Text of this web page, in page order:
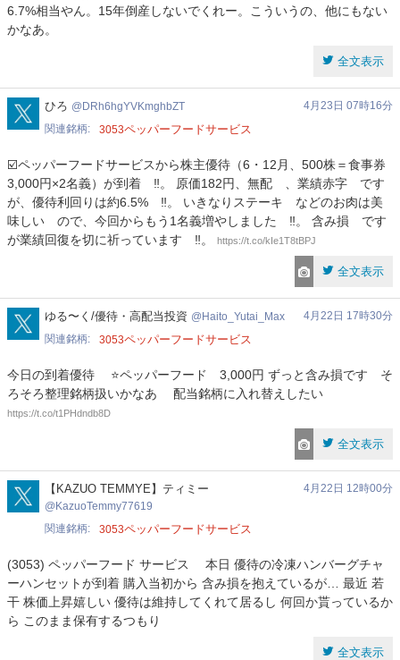
6.7%相当やん。15年倒産しないでくれー。こういうの、他にもない
かなあ。
全文表示
DRh6hgYVKmghbZT
ひろ DRh6hgYVKmghbZT
4月23日 07時16分
関連銘柄
3053ペッパーフードサービス
☑️ペッパーフードサービスから株主優待（6・12月、500株＝食事券
3,000円×2名義）が到着 ‼️。 原価182円、無配 、業績赤字 です
が、優待利回りは約6.5% ‼️。 いきなりステーキ などのお肉は美
味しい ので、今回からもう1名義増やしました ‼️。 含み損 です
が業績回復を切に祈っています ‼️。
https://t.co/kIe1T8tBPJ
全文表示
Haito_Yutai_Max
ゆる〜く/優待・高配当投資 Haito_Yutai_Max
4月22日 17時30分
関連銘柄
3053ペッパーフードサービス
今日の到着優待 ⭐️ペッパーフード 3,000円 ずっと含み損です そ
ろそろ整理銘柄扱いかなあ 配当銘柄に入れ替えしたい
https://t.co/t1PHdndb8D
全文表示
KazuoTemmy77619
【KAZUO TEMMYE】ティミー
KazuoTemmy77619
4月22日 12時00分
関連銘柄 3053ペッパーフードサービス
(3053) ペッパーフード サービス 本日 優待の冷凍ハンバーグチャ
ーハンセットが到着 購入当初から 含み損を抱えているが… 最近 若
干 株価上昇嬉しい 優待は維持してくれて居るし 何回か貰っているか
ら このまま保有するつもり
全文表示